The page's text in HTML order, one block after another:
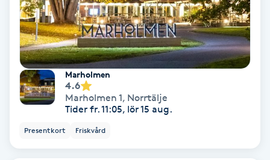
Kärlbehandling
Laserbehandling
Lashlift Keratin
LED-ljusterapi
Marholmen
4.6
Marholmen 1, Norrtälje
Tider fr. 11:05, lör 15 aug.
Presentkort Friskvård